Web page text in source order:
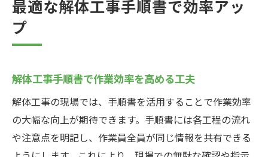
最適な解体工事手順書で効率アッ
プ
解体工事手順書で作業効率を高める工夫
解体工事の現場では、手順書を活用することで作業効率
の大幅な向上が期待できます。手順書には各工程の流れ
や注意点を明記し、作業員全員が同じ情報を共有できる